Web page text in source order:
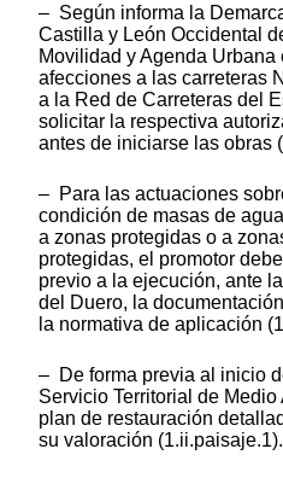
– Según informa la
Castilla y León Occidental
Movilidad y Agenda Urbana
afecciones a las carreteras
a la Red de Carreteras del
solicitar la respectiva
antes de iniciarse las obras
– Para las actuaciones
condición de masas de
a zonas protegidas o a
protegidas, el promotor
previo a la ejecución, ante
del Duero, la
la normativa de aplicación
– De forma previa al inicio
Servicio Territorial de
plan de restauración
su valoración (1.ii.paisaje.1).